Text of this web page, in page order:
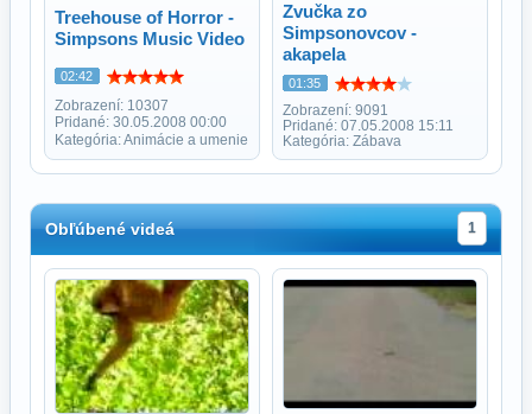
Treehouse of Horror -
Simpsons Music Video
02:42
Zobrazení: 10307
Pridané: 30.05.2008 00:00
Kategória: Animácie a umenie
Zvučka zo
Simpsonovcov -
akapela
01:35
Zobrazení: 9091
Pridané: 07.05.2008 15:11
Kategória: Zábava
Obľúbené videá 1